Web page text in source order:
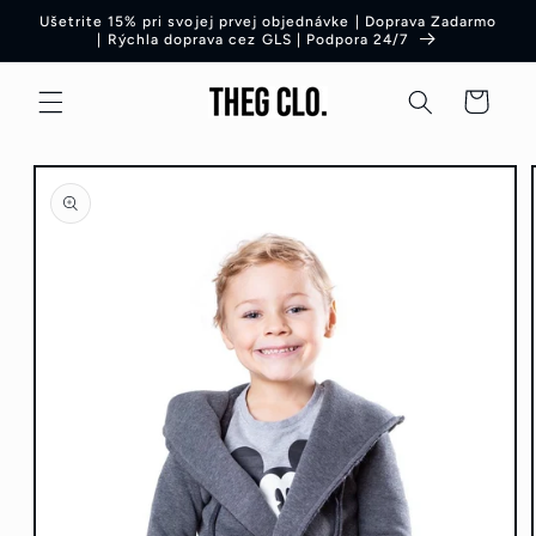
Preskočiť
na obsah
Ušetrite 15% pri svojej prvej objednávke | Doprava Zadarmo
| Rýchla doprava cez GLS | Podpora 24/7
Košík
informácie
o produkte